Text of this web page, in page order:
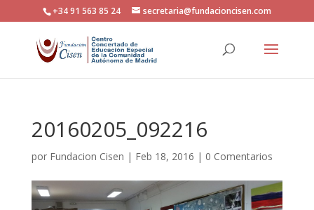
+34 91 563 85 24 secretaria@fundacioncisen.com
20160205_092216
por Fundacion Cisen | Feb 18, 2016 | 0 Comentarios